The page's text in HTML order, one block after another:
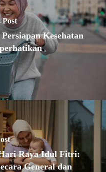
Post
Kesehatan
Raya Idul Fitri:
General dan